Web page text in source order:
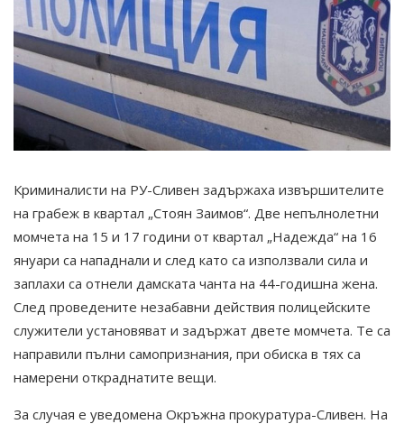
Криминалисти на РУ-Сливен задържаха извършителите
на грабеж в квартал „Стоян Заимов“. Две непълнолетни
момчета на 15 и 17 години от квартал „Надежда“ на 16
януари са нападнали и след като са използвали сила и
заплахи са отнели дамската чанта на 44-годишна жена.
След проведените незабавни действия полицейските
служители установяват и задържат двете момчета. Те са
направили пълни самопризнания, при обиска в тях са
намерени откраднатите вещи.
За случая е уведомена Окръжна прокуратура-Сливен. На